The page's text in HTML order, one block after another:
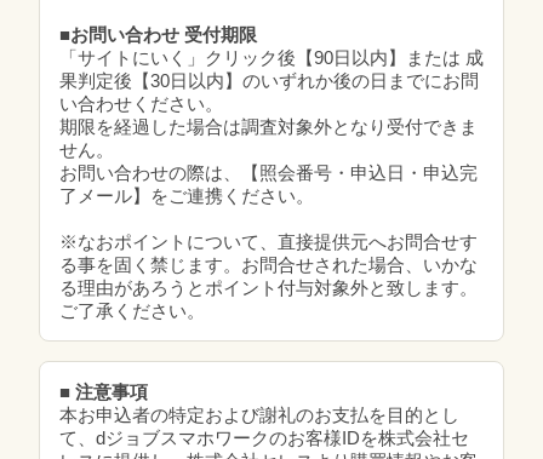
■お問い合わせ 受付期限
「サイトにいく」クリック後【90日以内】または 成
果判定後【30日以内】のいずれか後の日までにお問
い合わせください。
期限を経過した場合は調査対象外となり受付できま
せん。
お問い合わせの際は、【照会番号・申込日・申込完
了メール】をご連携ください。
※なおポイントについて、直接提供元へお問合せす
る事を固く禁じます。お問合せされた場合、いかな
る理由があろうとポイント付与対象外と致します。
ご了承ください。
■ 注意事項
本お申込者の特定および謝礼のお支払を目的とし
て、dジョブスマホワークのお客様IDを株式会社セ